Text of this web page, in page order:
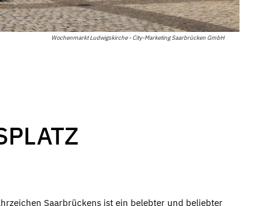
Wochenmarkt Ludwigskirche - City-Marketing Saarbrücken GmbH
Saarbrückens ist ein belebter und beliebter